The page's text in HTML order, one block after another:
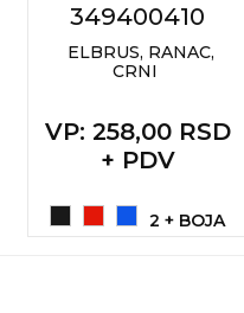
349400410
ELBRUS, RANAC,
CRNI
VP: 258,00 RSD
+ PDV
2 + BOJA